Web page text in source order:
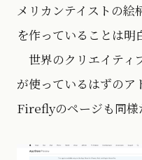
メリカンテイストの
を作っていることは明
世界のクリエイティ
が使っているはずのア
Fireflyのページも同様